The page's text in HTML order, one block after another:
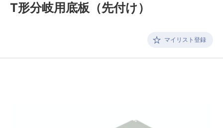
T形分岐用底板（先付け）
マイリスト登録